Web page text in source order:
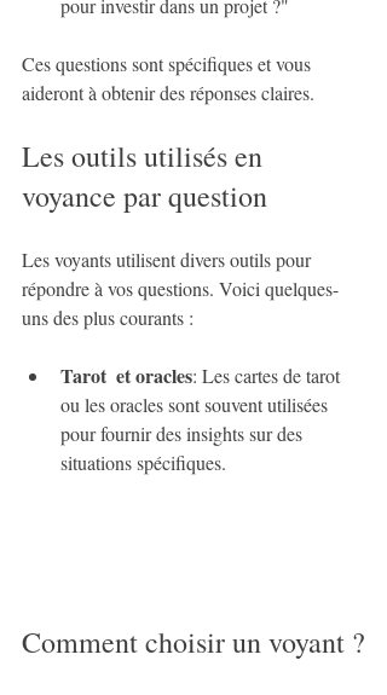
pour investir dans un projet ?"
Ces questions sont spécifiques et vous
aideront à obtenir des réponses claires.
Les outils utilisés en
voyance par question
Les voyants utilisent divers outils pour
répondre à vos questions. Voici quelques-
uns des plus courants :
Tarot et oracles: Les cartes de tarot
ou les oracles sont souvent utilisées
pour fournir des insights sur des
situations spécifiques.
Comment choisir un voyant ?